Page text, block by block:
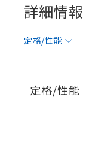
詳細情報
定格/性能
定格/性能